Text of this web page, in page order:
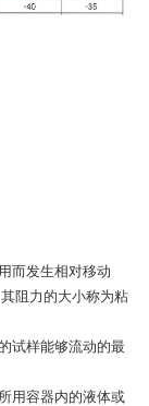
而发生相对移动
阻力的大小称为粘
试样能够流动的最
用容器内的液体或